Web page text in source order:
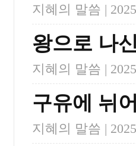
지혜의 말씀 |
왕으로 나
지혜의 말씀 |
구유에 뉘
지혜의 말씀 |